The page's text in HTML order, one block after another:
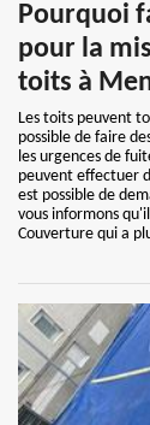
Pourquoi
pour la
toits à
Les toits peuvent
possible de faire
les urgences de
peuvent effectuer
est possible de
vous informons
Couverture qui a